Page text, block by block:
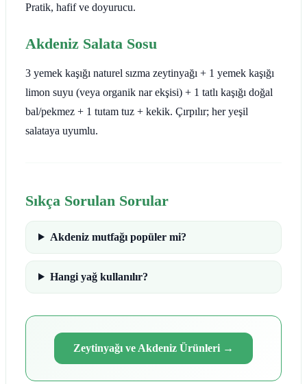
Pratik, hafif ve doyurucu.
Akdeniz Salata Sosu
3 yemek kaşığı naturel sızma zeytinyağı + 1 yemek kaşığı
limon suyu (veya organik nar ekşisi) + 1 tatlı kaşığı doğal
bal/pekmez + 1 tutam tuz + kekik. Çırpılır; her yeşil
salataya uyumlu.
Sıkça Sorulan Sorular
Akdeniz mutfağı popüler mi?
Hangi yağ kullanılır?
Zeytinyağı ve Akdeniz Ürünleri →